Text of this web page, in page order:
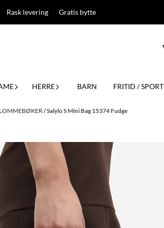
Rask levering Gratis bytte
HERRE BARN FRITID / SPORT
/Salylo S Mini Bag 15374 Fudge